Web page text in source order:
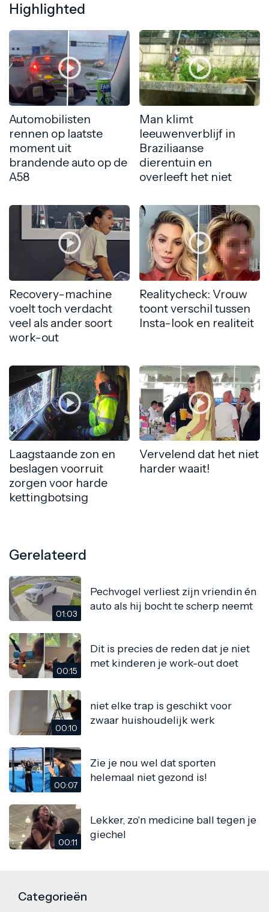
Highlighted
Automobilisten
rennen op laatste
moment uit
brandende auto op de
A58
Man klimt
leeuwenverblijf in
Braziliaanse
dierentuin en
overleeft het niet
Recovery-machine
voelt toch verdacht
veel als ander soort
work-out
Realitycheck: Vrouw
toont verschil tussen
Insta-look en realiteit
Laagstaande zon en
beslagen voorruit
zorgen voor harde
kettingbotsing
Vervelend dat het niet
harder waait!
Gerelateerd
01:03
Pechvogel verliest zijn vriendin én
auto als hij bocht te scherp neemt
00:15
Dit is precies de reden dat je niet
met kinderen je work-out doet
00:10
niet elke trap is geschikt voor
zwaar huishoudelijk werk
00:07
Zie je nou wel dat sporten
helemaal niet gezond is!
00:11
Lekker, zo'n medicine ball tegen je
giechel
Categorieën